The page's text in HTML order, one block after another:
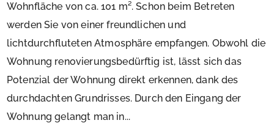
Wohnfläche von ca. 101 m². Schon beim Betreten
werden Sie von einer freundlichen und
lichtdurchfluteten Atmosphäre empfangen. Obwohl die
Wohnung renovierungsbedürftig ist, lässt sich das
Potenzial der Wohnung direkt erkennen, dank des
durchdachten Grundrisses. Durch den Eingang der
Wohnung gelangt man in...